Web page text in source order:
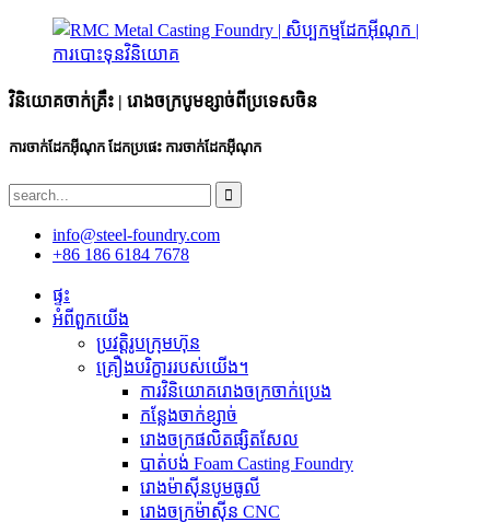
វិនិយោគចាក់គ្រឹះ | រោងចក្របូមខ្សាច់ពីប្រទេសចិន
ការចាក់ដែកអ៊ីណុក ដែកប្រផេះ ការចាក់ដែកអ៊ីណុក
info@steel-foundry.com
+86 186 6184 7678
ផ្ទះ
អំពីពួកយើង
ប្រវត្តិរូបក្រុមហ៊ុន
គ្រឿងបរិក្ខាររបស់យើង។
ការ​វិនិយោគ​រោង​ចក្រ​ចាក់​ប្រេង​
កន្លែងចាក់ខ្សាច់
រោងចក្រផលិតផ្សិតសែល
បាត់បង់ Foam Casting Foundry
រោងម៉ាស៊ីនបូមធូលី
រោងចក្រម៉ាស៊ីន CNC